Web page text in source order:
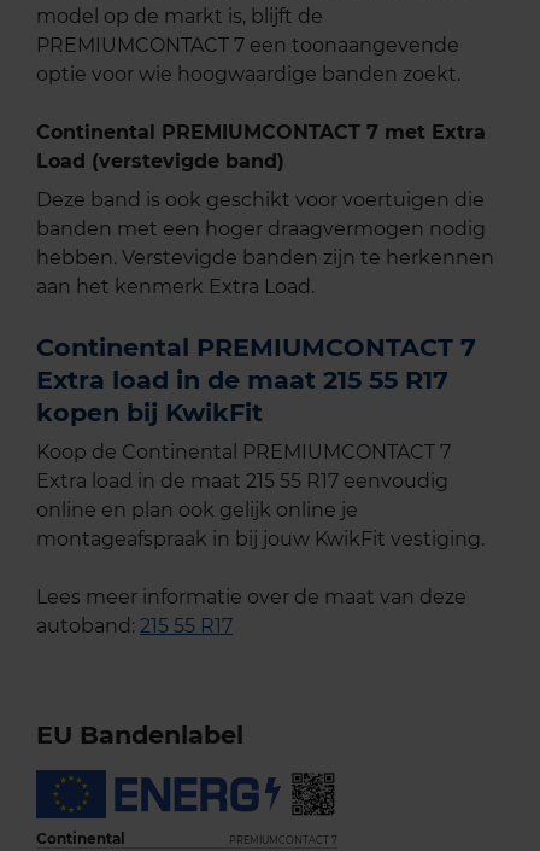
model op de markt is, blijft de
PREMIUMCONTACT 7 een toonaangevende
optie voor wie hoogwaardige banden zoekt.
Continental PREMIUMCONTACT 7 met Extra
Load (verstevigde band)
Deze band is ook geschikt voor voertuigen die
banden met een hoger draagvermogen nodig
hebben. Verstevigde banden zijn te herkennen
aan het kenmerk Extra Load.
Continental PREMIUMCONTACT 7
Extra load in de maat 215 55 R17
kopen bij KwikFit
Koop de Continental PREMIUMCONTACT 7
Extra load in de maat 215 55 R17 eenvoudig
online en plan ook gelijk online je
montageafspraak in bij jouw KwikFit vestiging.
Lees meer informatie over de maat van deze
autoband: 215 55 R17
EU Bandenlabel
Continental PREMIUMCONTACT 7